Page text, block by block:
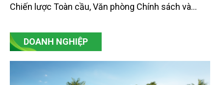
Chiến lược Toàn cầu, Văn phòng Chính sách và
và Dược phẩm Hoa Kỳ (FDA).
DOANH NGHIỆP